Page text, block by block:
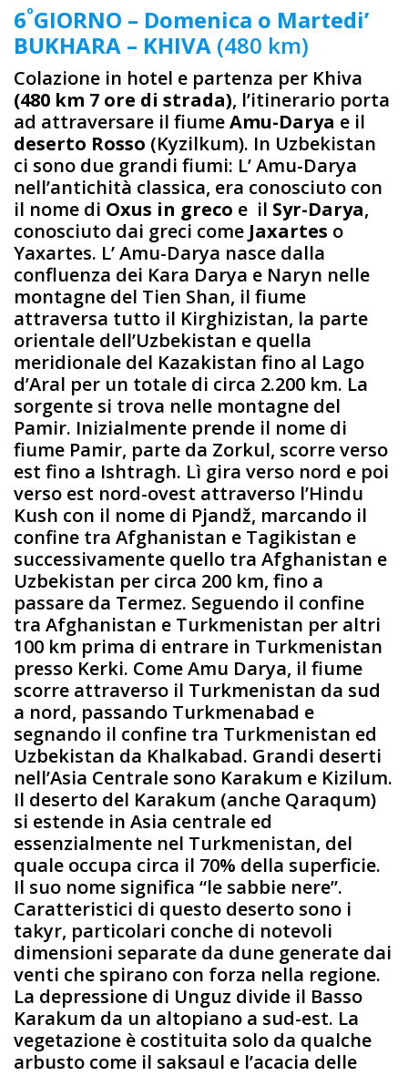
6ºGIORNO – Domenica o Martedi’
BUKHARA – KHIVA (480 km)
Colazione in hotel e partenza per Khiva
(480 km 7 ore di strada), l’itinerario porta
ad attraversare il fiumeAmu-Darya e il
deserto Rosso (Kyzilkum). In Uzbekistan
ci sono due grandi fiumi: L’ Amu-Darya
nell’antichità classica, era conosciuto con
il nome di Oxus in greco e il Syr-Darya,
conosciuto dai greci come Jaxartes o
Yaxartes. L’ Amu-Darya nasce dalla
confluenza dei Kara Darya e Naryn nelle
montagne del Tien Shan, il fiume
attraversa tutto il Kirghizistan, la parte
orientale dell’Uzbekistan e quella
meridionale del Kazakistan fino al Lago
d’Aral per un totale di circa 2.200 km. La
sorgente si trova nelle montagne del
Pamir. Inizialmente prende il nome di
fiume Pamir, parte da Zorkul, scorre verso
est fino a Ishtragh. Lì gira verso nord e poi
verso est nord-ovest attraverso l’Hindu
Kush con il nome di Pjandž, marcando il
confine tra Afghanistan e Tagikistan e
successivamente quello tra Afghanistan e
Uzbekistan per circa 200 km, fino a
passare da Termez. Seguendo il confine
tra Afghanistan e Turkmenistan per altri
100 km prima di entrare in Turkmenistan
presso Kerki. Come Amu Darya, il fiume
scorre attraverso il Turkmenistan da sud
a nord, passando Turkmenabad e
segnando il confine tra Turkmenistan ed
Uzbekistan da Khalkabad. Grandi deserti
nell’Asia Centrale sono Karakum e Kizilum.
Il deserto del Karakum (anche Qaraqum)
si estende in Asia centrale ed
essenzialmente nel Turkmenistan, del
quale occupa circa il 70% della superficie.
Il suo nome significa “le sabbie nere”.
Caratteristici di questo deserto sono i
takyr, particolari conche di notevoli
dimensioni separate da dune generate dai
venti che spirano con forza nella regione.
La depressione di Unguz divide il Basso
Karakum da un altopiano a sud-est. La
vegetazione è costituita solo da qualche
arbusto come il saksaul e l’acacia delle